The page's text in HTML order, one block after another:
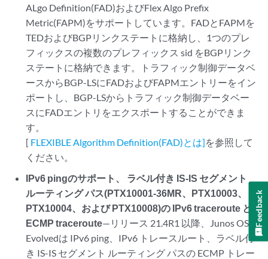
ALgo Definition(FAD)およびFlex Algo Prefix
Metric(FAPM)をサポートしています。FADとFAPMを
TEDおよびBGPリンクステートに格納し、1つのプレ
フィックスの複数のプレフィックス sid をBGPリンク
ステートに格納できます。トラフィック制御データベ
ースからBGP-LSにFADおよびFAPMエントリーをイン
ポートし、BGP-LSからトラフィック制御データベー
スにFADエントリをエクスポートすることができま
す。
[ FLEXIBLE Algorithm Definition(FAD)とは]を参照して
ください。
IPv6 pingのサポート、 ラベル付き IS-IS セグメント
ルーティング パス(PTX10001-36MR、PTX10003、
PTX10004、および PTX10008)の IPv6 traceroute と
ECMP traceroute—リリース 21.4R1 以降、Junos OS
Evolvedは IPv6 ping、IPv6 トレースルート、ラベル付
き IS-IS セグメント ルーティング パスの ECMP トレー
Feedback